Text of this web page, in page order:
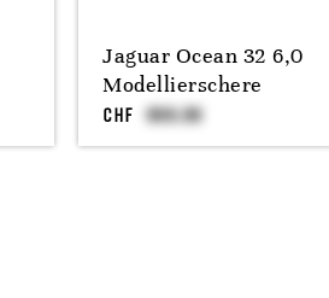
Jaguar Ocean 32 6,0
Modellierschere
CHF